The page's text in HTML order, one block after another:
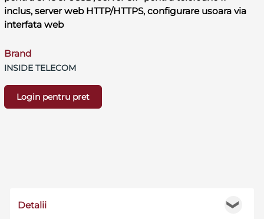
inclus, server web HTTP/HTTPS, configurare usoara via
interfata web
Brand
INSIDE TELECOM
Login pentru pret
❯
Detalii